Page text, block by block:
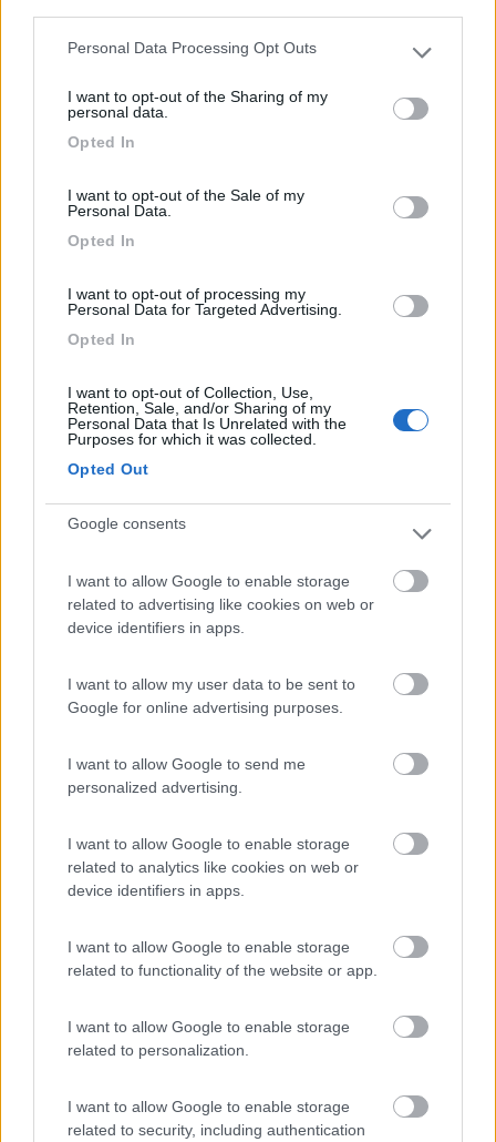
Please note that this website/app uses one or more Google
not limited to your visit or usage behaviour. You may click to
grant or deny consent to Google and its third-party tags to
use your data for below specified purposes in below Google
Personal Data Processing Opt Outs
I want to opt-out of the Sharing of my
personal data.
Opted In
I want to opt-out of the Sale of my
Personal Data.
Opted In
I want to opt-out of processing my
Personal Data for Targeted Advertising.
Opted In
I want to opt-out of Collection, Use,
Retention, Sale, and/or Sharing of my
Personal Data that Is Unrelated with the
Purposes for which it was collected.
Opted Out
Google consents
I want to allow Google to enable storage
related to advertising like cookies on web or
device identifiers in apps.
I want to allow my user data to be sent to
Google for online advertising purposes.
I want to allow Google to send me
personalized advertising.
I want to allow Google to enable storage
related to analytics like cookies on web or
device identifiers in apps.
I want to allow Google to enable storage
related to functionality of the website or app.
I want to allow Google to enable storage
related to personalization.
I want to allow Google to enable storage
related to security, including authentication
Area di sosta (PS+CS)
Servizi / Posizione
A 50 metri dal mare, punto sosta su sterrato e
Lugo - 66.6km
Paseo Ru­a, 4 - Loc- Barreiros
Area di sosta (AA)
Coto camper
9 3
Servizi / Posizione
A circa 150 metri dalla spiaggia, area camper su stabiliz...
Estrada a Pena